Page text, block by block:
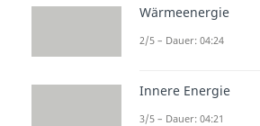
Wärmeenergie
2/5 – Dauer: 04:24
Innere Energie
3/5 – Dauer: 04:21